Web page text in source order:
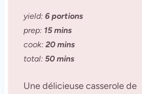
yield: 6 portions
prep: 15 mins
cook: 20 mins
total: 50 mins
Une délicieuse casserole de